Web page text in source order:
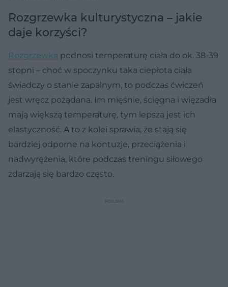
Rozgrzewka kulturystyczna – jakie
daje korzyści?
Rozgrzewka podnosi temperaturę ciała do ok. 38-39
stopni – choć w spoczynku taka ciepłota ciała
świadczy o stanie zapalnym, to podczas ćwiczeń
jest wręcz pożądana. Im mięśnie, ścięgna i więzadła
mają większą temperaturę, tym lepsza jest ich
elastyczność. A to z kolei sprawia, że stają się
bardziej odporne na kontuzje, przeciążenia i
nadwyrężenia, które podczas treningu siłowego
zdarzają się bardzo często.